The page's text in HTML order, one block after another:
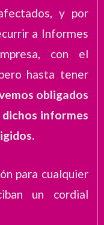
y por
a Informes
con el
hasta tener
obligados
informes
para cualquier
un cordial